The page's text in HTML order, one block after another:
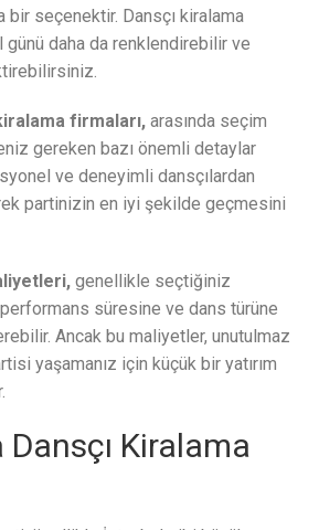
seçenektir. Dansçı kiralama
daha da renklendirebilir ve
firmaları, arasında seçim
gereken bazı önemli detaylar
ve deneyimli dansçılardan
partinizin en iyi şekilde geçmesini
genellikle seçtiğiniz
performans süresine ve dans türüne
Ancak bu maliyetler, unutulmaz
yaşamanız için küçük bir yatırım
Dansçı Kiralama